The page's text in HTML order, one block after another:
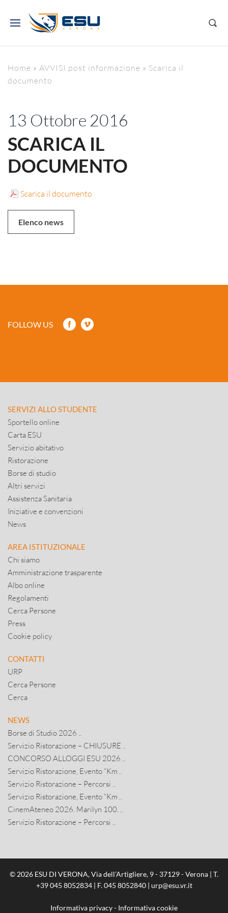
Home » AVVISI post informazione » Scarica il
documento
13 Ottobre 2016
SCARICA IL
DOCUMENTO
Scarica il documento
Elenco news
FOLLOW US
SERVIZI ALLO STUDENTE
Sportello online
Carta ESU
Servizio abitativo
Ristorazione
Borse di studio
Altri servizi
Assistenza Sanitaria
Iniziative e convenzioni
News
AREA ISTITUZIONALE
Chi siamo
Amministrazione trasparente
Albo online
Regolamenti
Cerca Persone
Press
Cookie policy
CONTATTI
URP
Cerca Persone
Cerca
NEWS
Borse di Studio 2026 ..
Servizio Ristorazione – CHIUSURE ..
CONCORSO ALLOGGI ESU 2026 ..
Servizio Ristorazione, Evento “Km ..
Servizio Ristorazione – Percorsi ..
Servizio Ristorazione, Evento “Km ..
CinemAteneo 2026. Marilyn 100. ..
Servizio Ristorazione – Percorsi ..
© 2026 ESU DI VERONA, Via dell’Artigliere, 9 - 37129 - Verona | T.
+39 045 8052834| F. 045 8052840 | urp@esu.vr.it
Informativa privacy- Informativa cookie